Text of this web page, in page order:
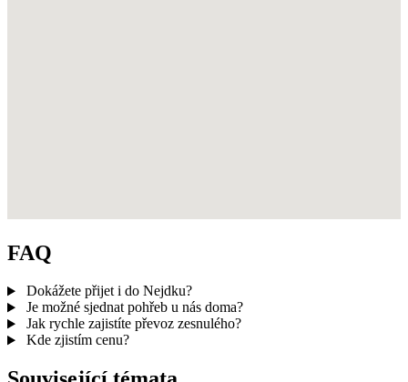
FAQ
Dokážete přijet i do Nejdku?
Je možné sjednat pohřeb u nás doma?
Jak rychle zajistíte převoz zesnulého?
Kde zjistím cenu?